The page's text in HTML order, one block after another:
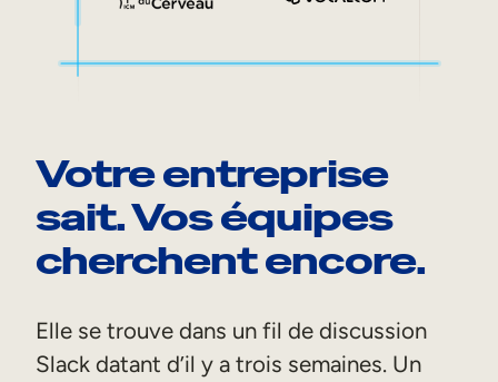
Votre entreprise
sait. Vos équipes
cherchent encore.
Elle se trouve dans un fil de discussion
Slack datant d’il y a trois semaines. Un